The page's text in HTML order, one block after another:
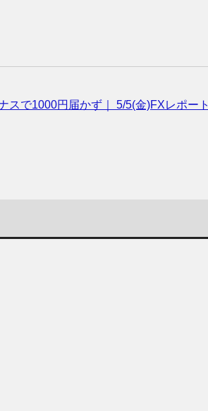
スで1000円届かず｜ 5/5(金)FXレポート